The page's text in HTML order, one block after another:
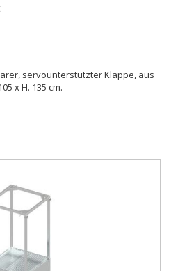
servounterstützter Klappe, aus
x H. 135 cm.